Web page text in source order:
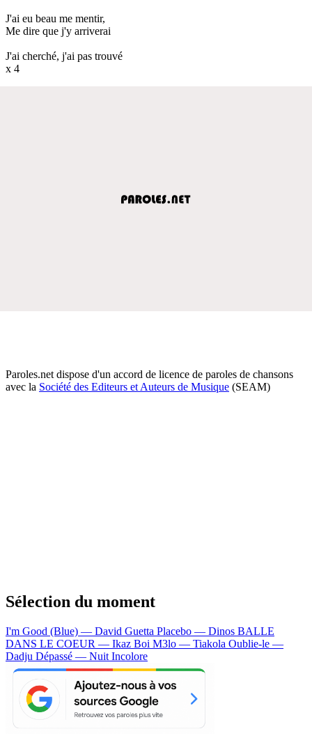
J'ai eu beau me mentir,
Me dire que j'y arriverai
J'ai cherché, j'ai pas trouvé
x 4
Paroles.net dispose d'un accord de licence de paroles de chansons
avec la Société des Editeurs et Auteurs de Musique (SEAM)
Sélection du moment
I'm Good (Blue) — David Guetta Placebo — Dinos BALLE
DANS LE COEUR — Ikaz Boi M3lo — Tiakola Oublie-le —
Dadju Dépassé — Nuit Incolore